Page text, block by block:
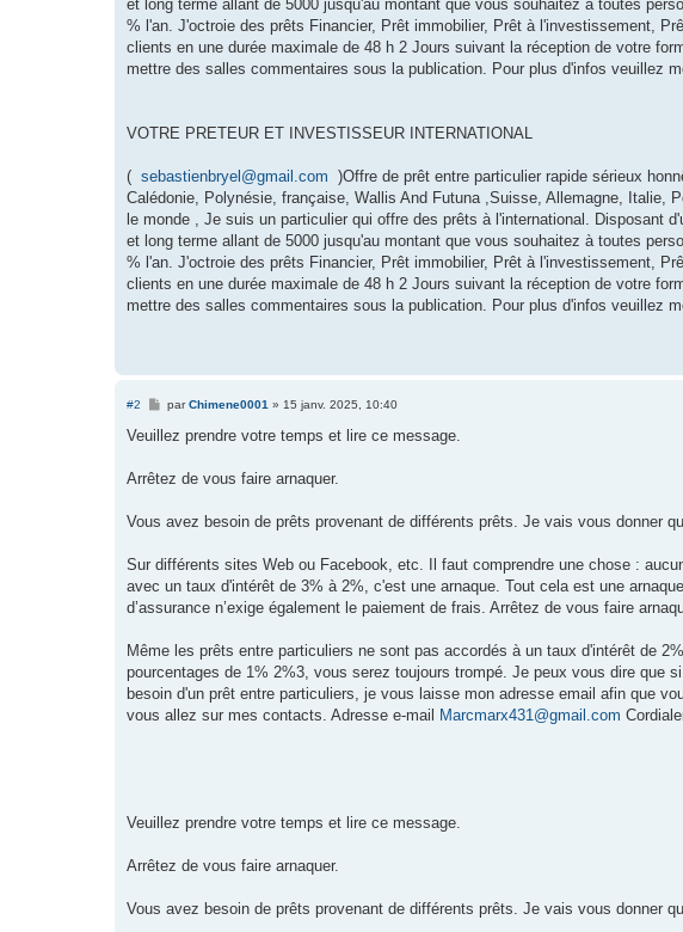
et long terme allant de 5000 jusqu'au montant que vous souhaitez à toutes
% l'an. J'octroie des prêts Financier, Prêt immobilier, Prêt à l'investissement,
clients en une durée maximale de 48 h 2 Jours suivant la réception de votre
mettre des salles commentaires sous la publication. Pour plus d'infos veuillez
VOTRE PRETEUR ET INVESTISSEUR INTERNATIONAL
( sebastienbryel@gmail.com )Offre de prêt entre particulier rapide sérieux
Calédonie, Polynésie, française, Wallis And Futuna ,Suisse, Allemagne, Italie,
le monde , Je suis un particulier qui offre des prêts à l'international. Disposant
et long terme allant de 5000 jusqu'au montant que vous souhaitez à toutes
% l'an. J'octroie des prêts Financier, Prêt immobilier, Prêt à l'investissement,
clients en une durée maximale de 48 h 2 Jours suivant la réception de votre
mettre des salles commentaires sous la publication. Pour plus d'infos veuillez
#2
M
s
g
parChimene0001 » 15 janv. 2025, 10:40
Veuillez prendre votre temps et lire ce message.
Arrêtez de vous faire arnaquer.
Vous avez besoin de prêts provenant de différents prêts. Je vais vous donner
Sur différents sites Web ou Facebook, etc. Il faut comprendre une chose :
avec un taux d'intérêt de 3% à 2%, c'est une arnaque. Tout cela est une
d’assurance n’exige également le paiement de frais. Arrêtez de vous faire
Même les prêts entre particuliers ne sont pas accordés à un taux d'intérêt de
pourcentages de 1% 2%3, vous serez toujours trompé. Je peux vous dire que
besoin d'un prêt entre particuliers, je vous laisse mon adresse email afin que
vous allez sur mes contacts. Adresse e-mail Marcmarx431@gmail.com
Veuillez prendre votre temps et lire ce message.
Arrêtez de vous faire arnaquer.
Vous avez besoin de prêts provenant de différents prêts. Je vais vous donner